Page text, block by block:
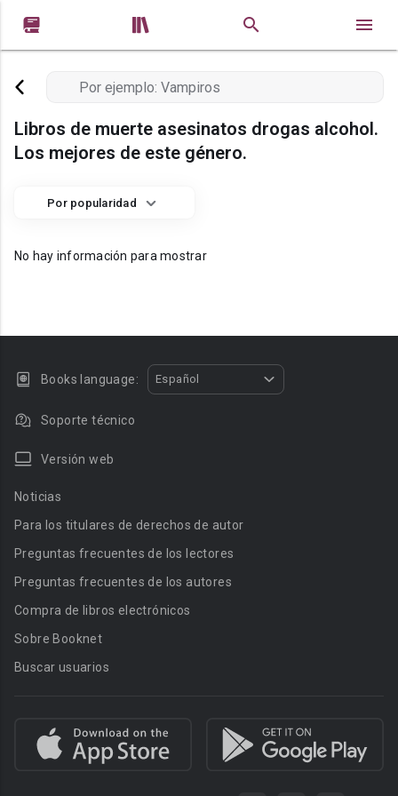
 
Libros de muerte asesinatos drogas alcohol.
Los mejores de este género.
Por popularidad
No hay información para mostrar
Books language: Español
Soporte técnico
Versión web
Noticias
Para los titulares de derechos de autor
Preguntas frecuentes de los lectores
Preguntas frecuentes de los autores
Compra de libros electrónicos
Sobre Booknet
Buscar usuarios